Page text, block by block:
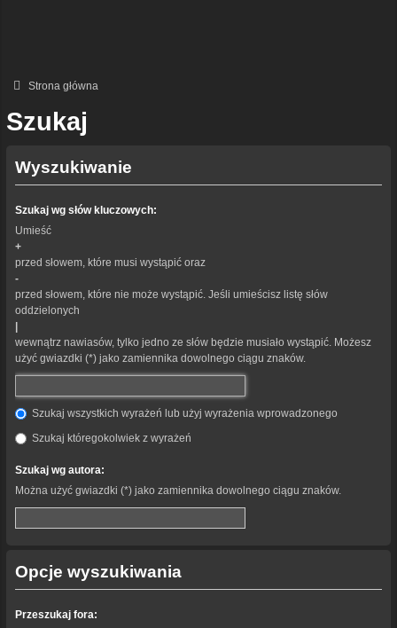
Strona główna
Szukaj
Wyszukiwanie
Szukaj wg słów kluczowych:
Umieść
+
przed słowem, które musi wystąpić oraz
-
przed słowem, które nie może wystąpić. Jeśli umieścisz listę słów
oddzielonych
wewnątrz nawiasów, tylko jedno ze słów będzie musiało wystąpić. Możesz
użyć gwiazdki (*) jako zamiennika dowolnego ciągu znaków.
Szukaj wszystkich wyrażeń lub użyj wyrażenia wprowadzonego
Szukaj któregokolwiek z wyrażeń
Szukaj wg autora:
Można użyć gwiazdki (*) jako zamiennika dowolnego ciągu znaków.
Opcje wyszukiwania
Przeszukaj fora: